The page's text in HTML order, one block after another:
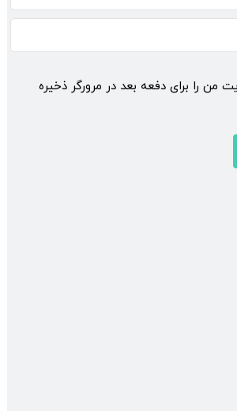
من را برای دفعه بعد در مرورگر ذخیره